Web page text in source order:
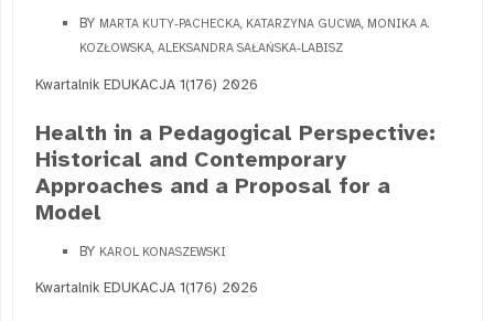
BY MARTA KUTY-PACHECKA, KATARZYNA GUCWA, MONIKA A.
KOZŁOWSKA, ALEKSANDRA SAŁAŃSKA-LABISZ
Kwartalnik EDUKACJA 1(176) 2026
Health in a Pedagogical Perspective:
Historical and Contemporary
Approaches and a Proposal for a
Model
BY KAROL KONASZEWSKI
Kwartalnik EDUKACJA 1(176) 2026